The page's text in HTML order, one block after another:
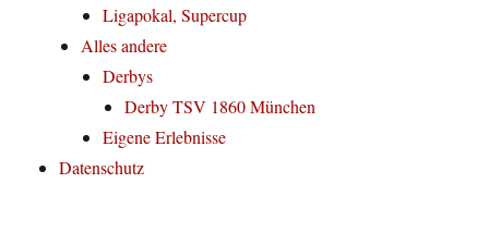
Ligapokal, Supercup
Alles andere
Derbys
Derby TSV 1860 München
Eigene Erlebnisse
Datenschutz